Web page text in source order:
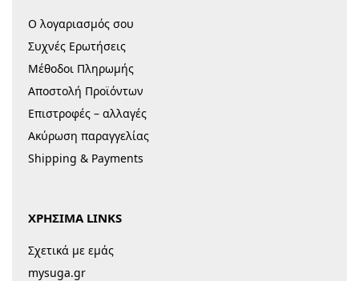
Ο λογαριασμός σου
Συχνές Ερωτήσεις
Μέθοδοι Πληρωμής
Αποστολή Προϊόντων
Επιστροφές – αλλαγές
Ακύρωση παραγγελίας
Shipping & Payments
ΧΡΗΣΙΜΑ LINKS
Σχετικά με εμάς
mysuga.gr